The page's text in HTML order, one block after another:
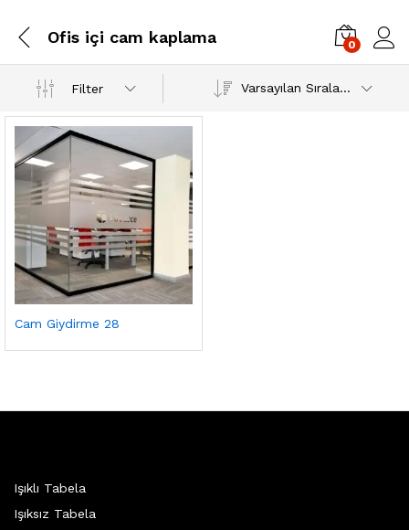
Ofis içi cam kaplama 0
Filter Varsayılan Sıralama
Cam Giydirme 28
Işıklı Tabela
Işıksız Tabela